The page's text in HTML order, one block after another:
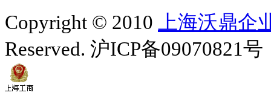
Copyright © 2010
上海沃鼎
Reserved. 沪ICP备09070821号